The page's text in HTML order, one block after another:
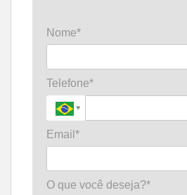
Nome*
Telefone*
Email*
O que você deseja?*